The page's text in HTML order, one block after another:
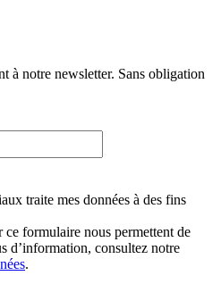
à notre newsletter. Sans obligation
traite mes données à des fins
formulaire nous permettent de
d’information, consultez notre
.